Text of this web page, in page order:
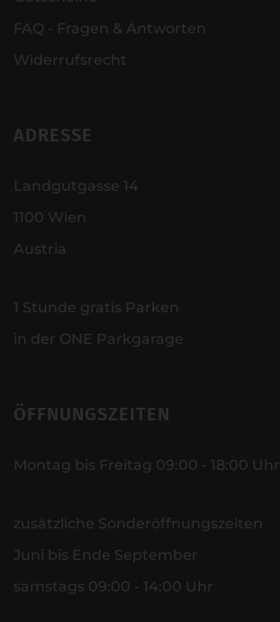
FAQ - Fragen & Antworten
Widerrufsrecht
ADRESSE
Landgutgasse 14
1100 Wien
Austria
1 Stunde gratis Parken
in der ONE Parkgarage
ÖFFNUNGSZEITEN
Montag bis Freitag 09:00 - 18:00 Uhr
zusätzliche Sonderöffnungszeiten
Juni bis Ende September
samstags 09:00 - 14:00 Uhr